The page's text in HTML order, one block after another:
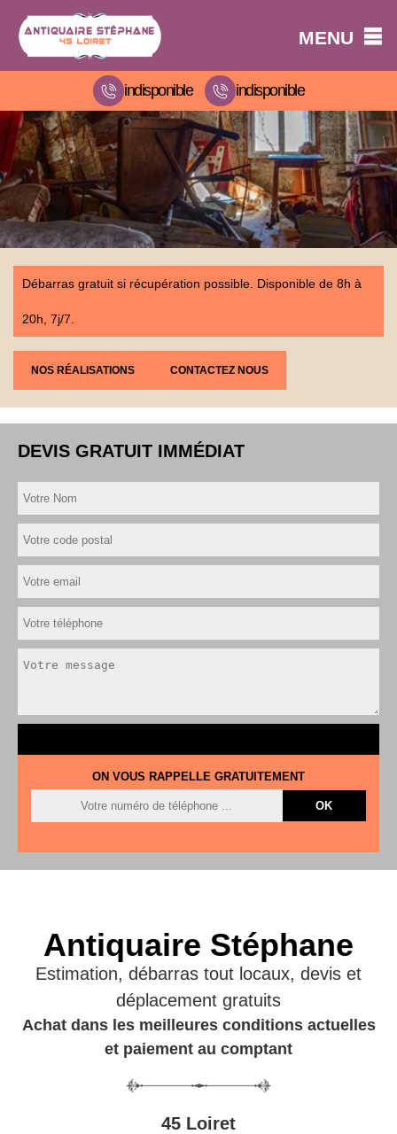
MENU
indisponible indisponible
Débarras gratuit si récupération possible. Disponible de 8h à
20h, 7j/7.
NOS RÉALISATIONS CONTACTEZ NOUS
DEVIS GRATUIT IMMÉDIAT
ON VOUS RAPPELLE GRATUITEMENT
Antiquaire Stéphane
Estimation, débarras tout locaux, devis et
déplacement gratuits
Achat dans les meilleures conditions actuelles
et paiement au comptant
45 Loiret